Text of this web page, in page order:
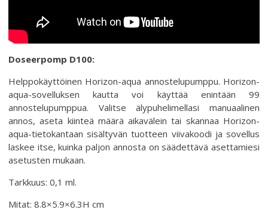
Doseerpomp D100:
Helppokäyttöinen Horizon-aqua annostelupumppu. Horizon-
aqua-sovelluksen kautta voi käyttää enintään 99
annostelupumppua. Valitse älypuhelimellasi manuaalinen
annos, aseta kiinteä määrä aikavälein tai skannaa Horizon-
aqua-tietokantaan sisältyvän tuotteen viivakoodi ja sovellus
laskee itse, kuinka paljon annosta on säädettävä asettamiesi
asetusten mukaan.
Tarkkuus: 0,1 ml.
Mitat: 8.8×5.9×6.3H cm